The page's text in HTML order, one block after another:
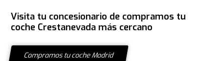
Visita tu concesionario de compramos tu
coche Crestanevada más cercano
Compramos tu coche Madrid